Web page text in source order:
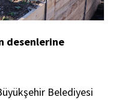
desenlerine
Belediyesi